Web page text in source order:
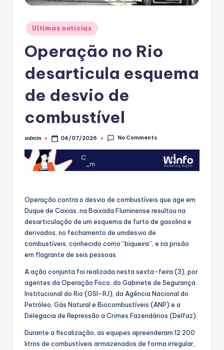
Posted
in
Ultimas noticias
Operação no Rio
desarticula esquema
de desvio de
combustível
Posted
admin 04/07/2026 No Comments
Operação contra o desvio de combustíveis que age em
Duque de Caxias, na Baixada Fluminense resultou na
desarticulação de um esquema de furto de gasolina e
derivados, no fechamento de umdesvio de
combustíveis, conhecido como “biqueira”, e na prisão
em flagrante de seis pessoas.
A ação conjunta foi realizada nesta sexta-feira (3), por
agentes da Operação Foco, do Gabinete de Segurança
Institucional do Rio (GSI-RJ), da Agência Nacional do
Petróleo, Gás Natural e Biocombustíveis (ANP) e a
Delegacia de Repressão a Crimes Fazendários (Delfaz).
Durante a fiscalização, as equipes apreenderam 12.200
litros de combustíveis armazenados de forma irregular,